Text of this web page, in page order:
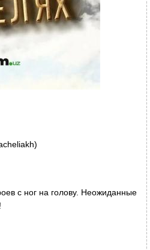
с ног на голову. Неожиданные